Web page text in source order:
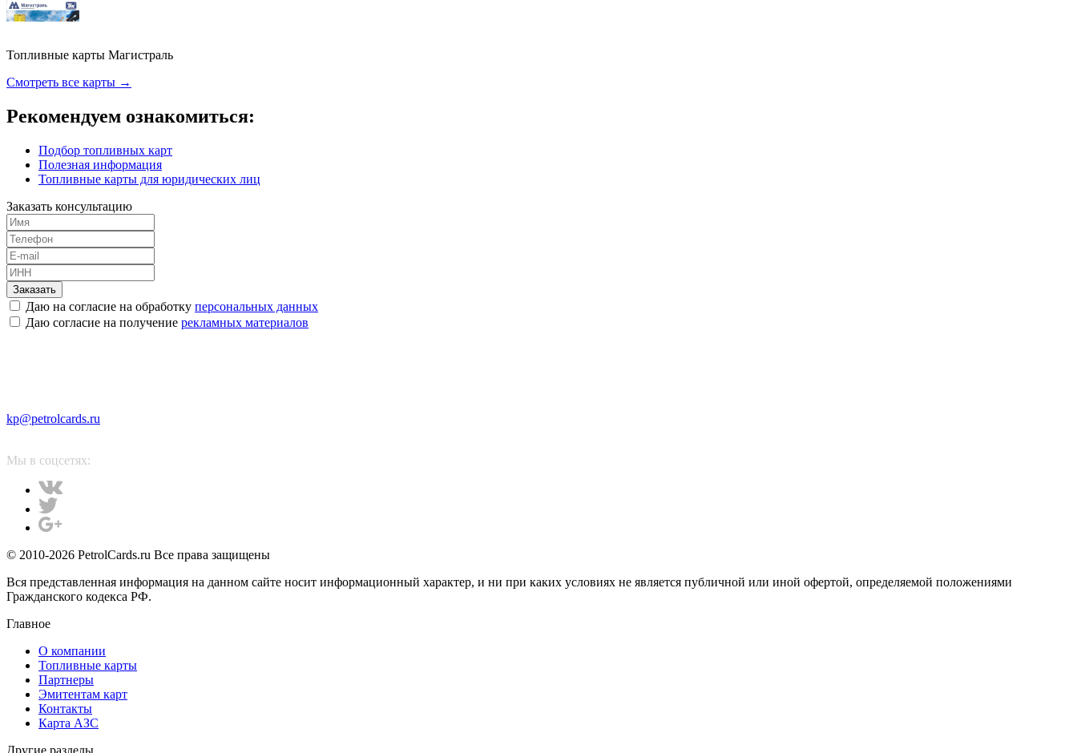
Топливные карты Магистраль
Смотреть все карты →
Рекомендуем ознакомиться:
Подбор топливных карт
Полезная информация
Топливные карты для юридических лиц
Заказать консультацию
Заказать
Даю на согласие на обработку персональных данных
Даю согласие на получение рекламных материалов
kp@petrolcards.ru
Мы в соцсетях:
© 2010-2026 PetrolCards.ru Все права защищены
Вся представленная информация на данном сайте носит информационный характер, и ни при каких условиях не является публичной или иной офертой, определяемой положениями
Гражданского кодекса РФ.
Главное
О компании
Топливные карты
Партнеры
Эмитентам карт
Контакты
Карта АЗС
Другие разделы